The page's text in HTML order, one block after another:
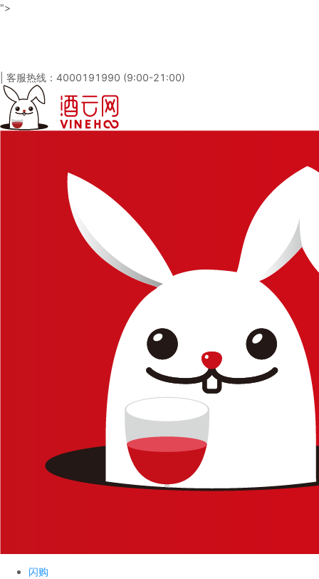
">
客服热线：4000191990 (9:00-21:00)
闪购